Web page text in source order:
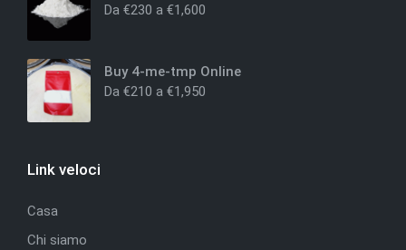
Da €230 a €1,600
Buy 4-me-tmp Online
Da €210 a €1,950
Link veloci
Casa
Chi siamo